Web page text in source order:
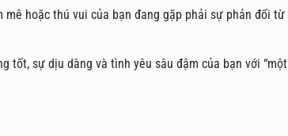
hoặc thú vui của bạn đang gặp phải sự phản đối từ
tốt, sự dịu dàng và tình yêu sâu đậm của bạn với “một